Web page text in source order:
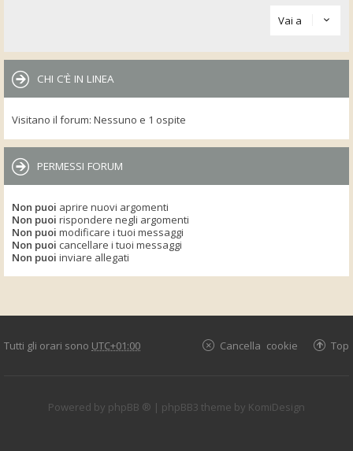
Vai a
CHI C’È IN LINEA
Visitano il forum: Nessuno e 1 ospite
PERMESSI FORUM
Non puoi aprire nuovi argomenti
Non puoi rispondere negli argomenti
Non puoi modificare i tuoi messaggi
Non puoi cancellare i tuoi messaggi
Non puoi inviare allegati
Tutti gli orari sono UTC+01:00 Top
Cancella cookie
Powered by phpBB ® | phpBB3 theme by KomiDesign